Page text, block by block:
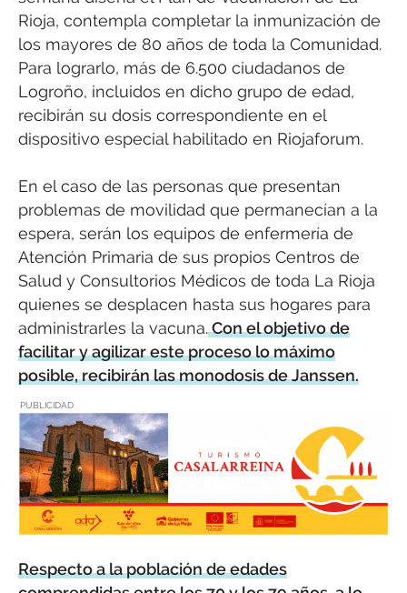
Rioja, contempla completar la inmunización de
los mayores de 80 años de toda la Comunidad.
Para lograrlo, más de 6.500 ciudadanos de
Logroño, incluidos en dicho grupo de edad,
recibirán su dosis correspondiente en el
dispositivo especial habilitado en Riojaforum.
En el caso de las personas que presentan
problemas de movilidad que permanecían a la
espera, serán los equipos de enfermería de
Atención Primaria de sus propios Centros de
Salud y Consultorios Médicos de toda La Rioja
quienes se desplacen hasta sus hogares para
administrarles la vacuna.Con el objetivo de
facilitar y agilizar este proceso lo máximo
posible, recibirán las monodosis de Janssen.
PUBLICIDAD
Respecto a la población de edades